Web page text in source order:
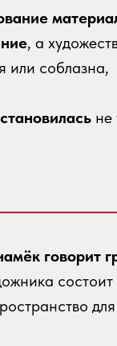
говорит
, а
или соблазна,
не